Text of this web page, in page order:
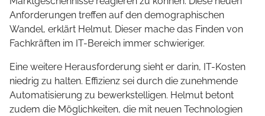
Anforderungen treffen auf den demographischen
Wandel, erklärt Helmut. Dieser mache das Finden von
Fachkräften im IT-Bereich immer schwieriger.
Eine weitere Herausforderung sieht er darin, IT-Kosten
niedrig zu halten. Effizienz sei durch die zunehmende
Automatisierung zu bewerkstelligen. Helmut betont
zudem die Möglichkeiten, die mit neuen Technologien